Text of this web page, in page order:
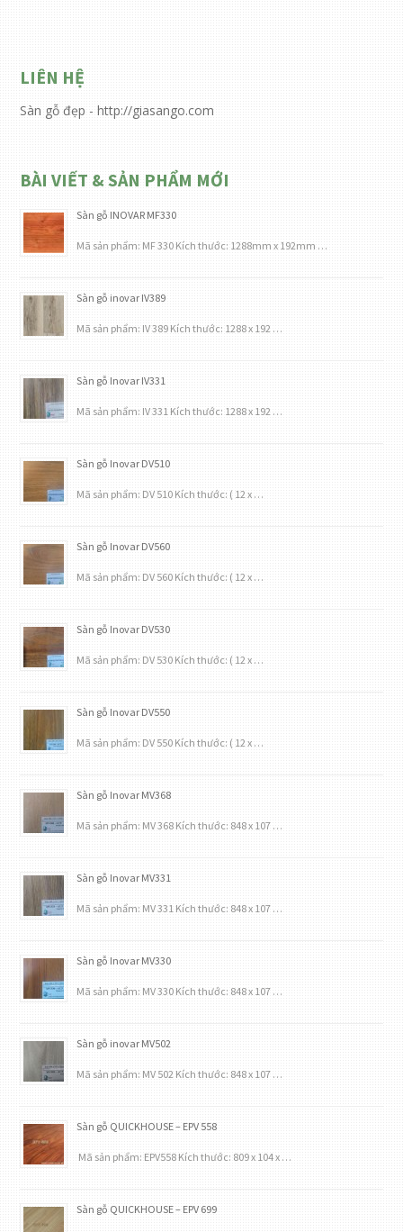
LIÊN HỆ
Sàn gỗ đẹp - http://giasango.com
BÀI VIẾT & SẢN PHẨM MỚI
Sàn gỗ INOVAR MF330
Mã sản phẩm: MF 330 Kích thước: 1288mm x 192mm …
Sàn gỗ inovar IV389
Mã sản phẩm: IV 389 Kích thước: 1288 x 192 …
Sàn gỗ Inovar IV331
Mã sản phẩm: IV 331 Kích thước: 1288 x 192 …
Sàn gỗ Inovar DV510
Mã sản phẩm: DV 510 Kích thước: ( 12 x …
Sàn gỗ Inovar DV560
Mã sản phẩm: DV 560 Kích thước: ( 12 x …
Sàn gỗ Inovar DV530
Mã sản phẩm: DV 530 Kích thước: ( 12 x …
Sàn gỗ Inovar DV550
Mã sản phẩm: DV 550 Kích thước: ( 12 x …
Sàn gỗ Inovar MV368
Mã sản phẩm: MV 368 Kích thước: 848 x 107 …
Sàn gỗ Inovar MV331
Mã sản phẩm: MV 331 Kích thước: 848 x 107 …
Sàn gỗ Inovar MV330
Mã sản phẩm: MV 330 Kích thước: 848 x 107 …
Sàn gỗ inovar MV502
Mã sản phẩm: MV 502 Kích thước: 848 x 107 …
Sàn gỗ QUICKHOUSE – EPV 558
Mã sản phẩm: EPV558 Kích thước: 809 x 104 x …
Sàn gỗ QUICKHOUSE – EPV 699